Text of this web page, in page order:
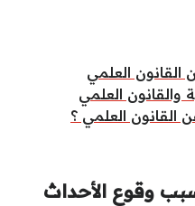
العلمي
والقانون العلمي
القانون العلمي ؟
وقوع الأحداث